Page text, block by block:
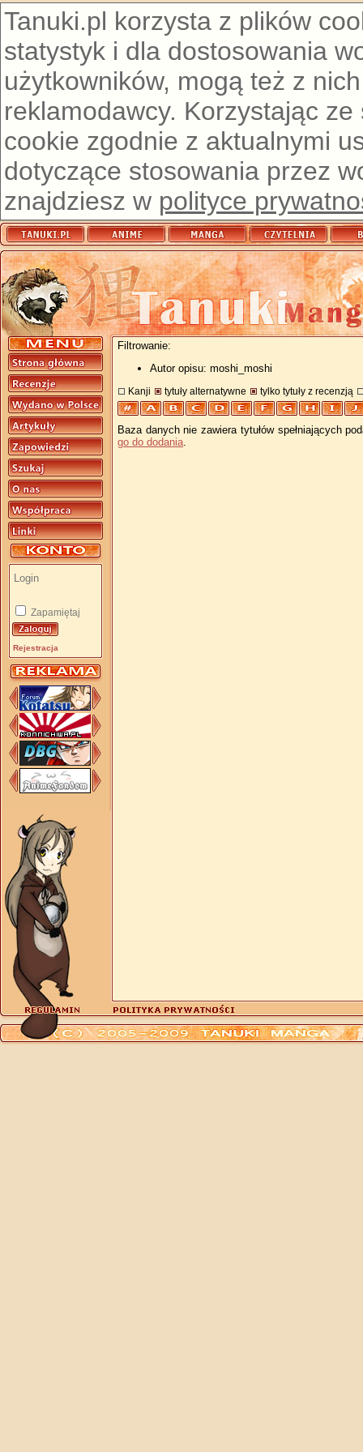
Tanuki.pl korzysta z plików
statystyk i dla dostosowania
użytkowników, mogą też z
reklamodawcy. Korzystając
cookie zgodnie z aktualnymi
dotyczące stosowania przez
znajdziesz w polityce
Zapamiętaj
Rejestracja
Filtrowanie:
Autor opisu: moshi_moshi
Kanji tytuły alternatywne tylko tytuły z recenzją
Baza danych nie zawiera tytułów spełniających
go do dodania.